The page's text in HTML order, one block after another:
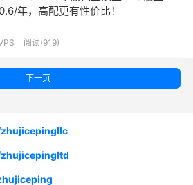
年，高配更有性价比！
阅读(919)
下一页